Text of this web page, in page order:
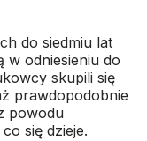
do siedmiu lat
w odniesieniu do
skupili się
prawdopodobnie
powodu
się dzieje.